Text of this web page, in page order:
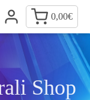
0,00€
Shop